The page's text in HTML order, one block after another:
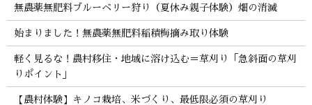
無農薬無肥料ブルーベリー狩り（夏休み親子体験）畑の消滅
始まりました！無農薬無肥料稲積梅摘み取り体験
軽く見るな！農村移住・地域に溶け込む＝草刈り「急斜面の草刈
りポイント」
【農村体験】キノコ栽培、米づくり、最低限必須の草刈り